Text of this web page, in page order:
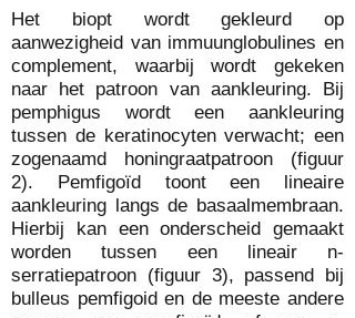
Het biopt wordt gekleurd op
aanwezigheid van immuunglobulines en
complement, waarbij wordt gekeken
naar het patroon van aankleuring. Bij
pemphigus wordt een aankleuring
tussen de keratinocyten verwacht; een
zogenaamd honingraatpatroon (figuur
2). Pemfigoïd toont een lineaire
aankleuring langs de basaalmembraan.
Hierbij kan een onderscheid gemaakt
worden tussen een lineair n-
serratiepatroon (figuur 3), passend bij
bulleus pemfigoid en de meeste andere